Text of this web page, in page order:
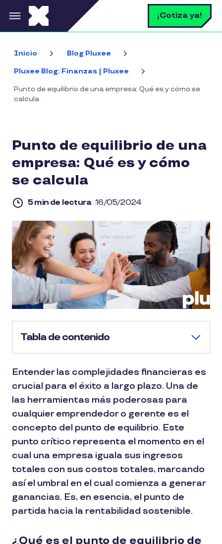
Pasar al contenido principal ¡Cotiza ya!
Inicio Blog Pluxee
Pluxee Blog: Finanzas | Pluxee
Punto de equilibrio de una empresa: Qué es y cómo se
calcula
Punto de equilibrio de una
empresa: Qué es y cómo
se calcula
5 min de lectura 16/05/2024
Tabla de contenido
Entender las complejidades financieras es
crucial para el éxito a largo plazo. Una de
las herramientas más poderosas para
cualquier emprendedor o gerente es el
concepto del punto de equilibrio. Este
punto crítico representa el momento en el
cual una empresa iguala sus ingresos
totales con sus costos totales, marcando
así el umbral en el cual comienza a generar
ganancias. Es, en esencia, el punto de
partida hacia la rentabilidad sostenible.
¿Qué es el punto de equilibrio de